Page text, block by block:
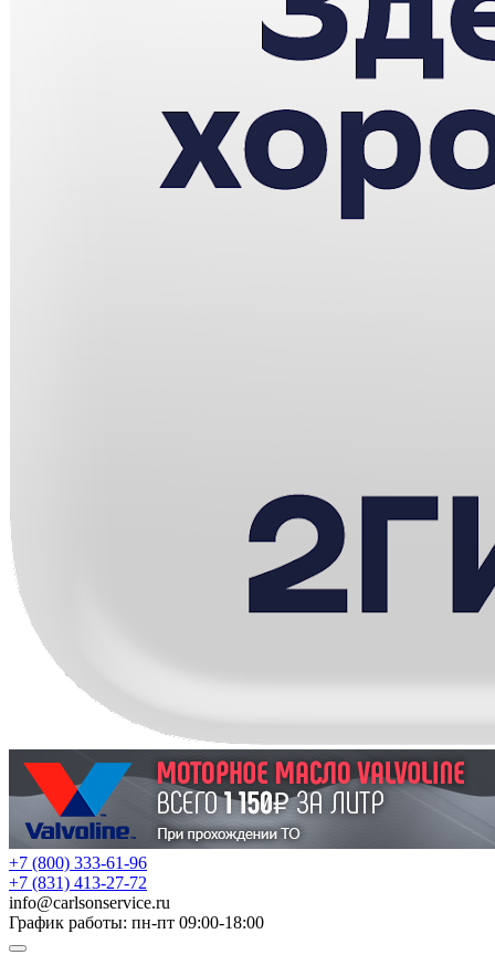
+7 (800) 333-61-96
+7 (831) 413-27-72
info@carlsonservice.ru
График работы: пн-пт 09:00-18:00